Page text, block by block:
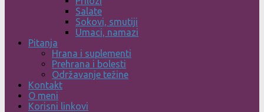
Salate
Sokovi, smutiji
Umaci, namazi
Pitanja
Hrana i suplementi
Prehrana i bolesti
Održavanje težine
Kontakt
O meni
Korisni linkovi